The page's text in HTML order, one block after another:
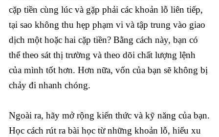
cặp tiền cùng lúc và gặp phải các khoản lỗ liên tiếp,
tại sao không thu hẹp phạm vi và tập trung vào giao
dịch một hoặc hai cặp tiền? Bằng cách này, bạn có
thể theo sát thị trường và theo dõi chất lượng lệnh
của mình tốt hơn. Hơn nữa, vốn của bạn sẽ không bị
chảy đi nhanh chóng.
Ngoài ra, hãy mở rộng kiến thức và kỹ năng của bạn.
Học cách rút ra bài học từ những khoản lỗ, hiểu xu